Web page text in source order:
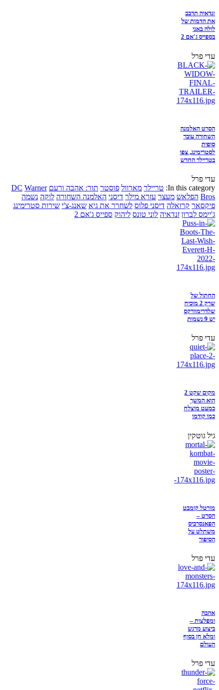
זנדאיה תדבב
את הדמות של
לולה באני
בספייס ג'אם 2
עדי פרל
הסרט האלמנה
השחורה עובר
סופית
לסטרימינג, צפו
בטריילר החדש
עדי פרל
In this category: טריילר מארוול פוסטר תור: אהבה ורעם DC Warner
Bros הפלאש מעצר עזרא מילר דיסני האלמנה השחורה לוקה נשמה
פיקסאר קרואלה דיסני פלוס לשחרר את גיא שאנג-צ'י שירות סטרימינג
ג'יימס לברון זנדאיה לוני טונס ליהוק ספייס ג'אם 2
החתול של
שרק 2 מוכיח
שלדרימוורקס
יש 9 נשמות
עדי פרל
מקום שקט 2
הוא המשך
כמעט מוצלח
כמו קודמו
גיל גוטקין
מורטל קומבט
הסרט –
הפאנסרביס
משתלט על
הסיפור
עדי פרל
אהבה
ומפלצות –
ביצוע מרגש
ומלא חן בסוף
העולם
עדי פרל